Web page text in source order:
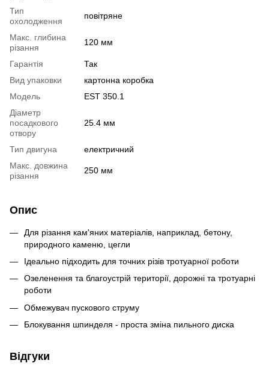
Тип
охолодження
повітряне
Макс. глибина
різання
120 мм
Гарантія
Так
Вид упаковки
картонна коробка
Модель
EST 350.1
Діаметр
посадкового
отвору
25.4 мм
Тип двигуна
електричний
Макс. довжина
різання
250 мм
Опис
Для різання кам'яних матеріалів, наприклад, бетону,
природного каменю, цегли
Ідеально підходить для точних різів тротуарної роботи
Озеленення та благоустрій території, дорожні та тротуарні
роботи
Обмежувач пускового струму
Блокування шпинделя - проста зміна пильного диска
Відгуки